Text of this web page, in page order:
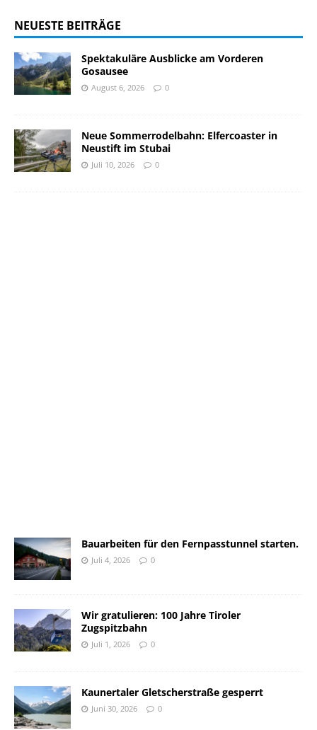
NEUESTE BEITRÄGE
Spektakuläre Ausblicke am Vorderen
Gosausee
August 6, 2026 0
Neue Sommerrodelbahn: Elfercoaster in
Neustift im Stubai
Juli 10, 2026 0
Bauarbeiten für den Fernpasstunnel starten.
Juli 4, 2026 0
Wir gratulieren: 100 Jahre Tiroler
Zugspitzbahn
Juli 1, 2026 0
Kaunertaler Gletscherstraße gesperrt
Juni 30, 2026 0